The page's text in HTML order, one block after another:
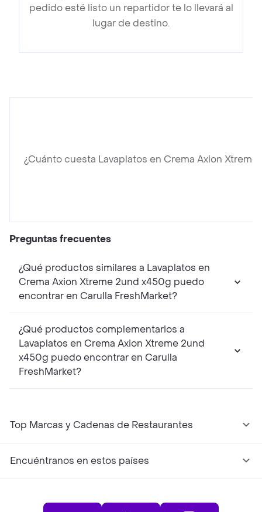
pedido esté listo un repartidor te lo llevará al
lugar de destino.
¿Cuánto cuesta Lavaplatos en Crema Axion
Preguntas frecuentes
¿Qué productos similares a Lavaplatos en
Crema Axion Xtreme 2und x450g puedo
encontrar en Carulla FreshMarket?
¿Qué productos complementarios a
Lavaplatos en Crema Axion Xtreme 2und
x450g puedo encontrar en Carulla
FreshMarket?
Top Marcas y Cadenas de Restaurantes
Encuéntranos en estos países